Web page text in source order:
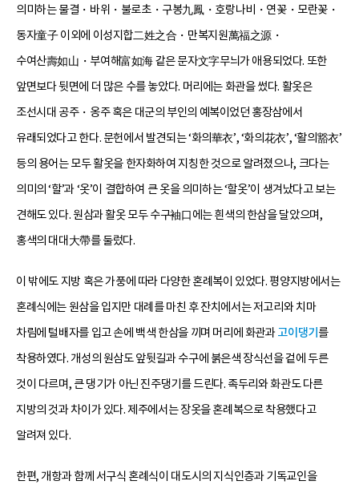
의미하는 물결・바위・불로초・구봉九鳳・호랑나비・연꽃・모란꽃・
동자童子 이외에 이성지합二姓之合・만복지원萬福之源・
수여산壽如山・부여해富如海 같은 문자文字무늬가 애용되었다. 또한
앞면보다 뒷면에 더 많은 수를 놓았다. 머리에는 화관을 썼다. 활옷은
조선시대 공주・옹주 혹은 대군의 부인의 예복이었던 홍장삼에서
유래되었다고 한다. 문헌에서 발견되는 ‘화의華衣’, ‘화의花衣’, ‘활의豁衣’
등의 용어는 모두 활옷을 한자화하여 지칭한 것으로 알려졌으나, 크다는
의미의 ‘할’과 ‘옷’이 결합하여 큰 옷을 의미하는 ‘할옷’이 생겨났다고 보는
견해도 있다. 원삼과 활옷 모두 수구袖口에는 흰색의 한삼을 달았으며,
홍색의 대대大帶를 둘렀다.
이 밖에도 지방 혹은 가풍에 따라 다양한 혼례복이 있었다. 평양지방에서는
혼례식에는 원삼을 입지만 대례를 마친 후 잔치에서는 저고리와 치마
차림에 털배자를 입고 손에 백색 한삼을 끼며 머리에 화관과고이댕기 를
착용하였다. 개성의 원삼도 앞뒷길과 수구에 붉은색 장식선을 겉에 두른
것이 다르며, 큰 댕기가 아닌 진주댕기를 드린다. 족두리와 화관도 다른
지방의 것과 차이가 있다. 제주에서는 장옷을 혼례복으로 착용했다고
알려져 있다.
한편, 개항과 함께 서구식 혼례식이 대도시의 지식인층과 기독교인을